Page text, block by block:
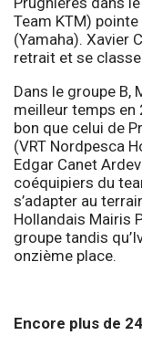
Team KTM)
(Yamaha). Xavier
retrait et se
Dans le groupe B,
meilleur temps
bon que celui de
(VRT Nordpesca
Edgar Canet
coéquipiers du
s’adapter au
Hollandais Mairis
groupe tandis
onzième place.
Encore plus de